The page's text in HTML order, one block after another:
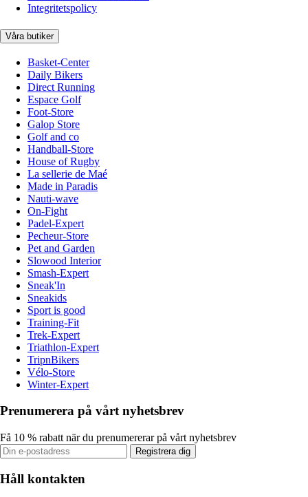
Integritetspolicy
Våra butiker
Basket-Center
Daily Bikers
Direct Running
Espace Golf
Foot-Store
Galop Store
Golf and co
Handball-Store
House of Rugby
La sellerie de Maé
Made in Paradis
Nauti-wave
On-Fight
Padel-Expert
Pecheur-Store
Pet and Garden
Slowood Interior
Smash-Expert
Sneak'In
Sneakids
Sport is good
Training-Fit
Trek-Expert
Triathlon-Expert
TripnBikers
Vélo-Store
Winter-Expert
Prenumerera på vårt nyhetsbrev
Få 10 % rabatt när du prenumererar på vårt nyhetsbrev
Registrera dig
Håll kontakten